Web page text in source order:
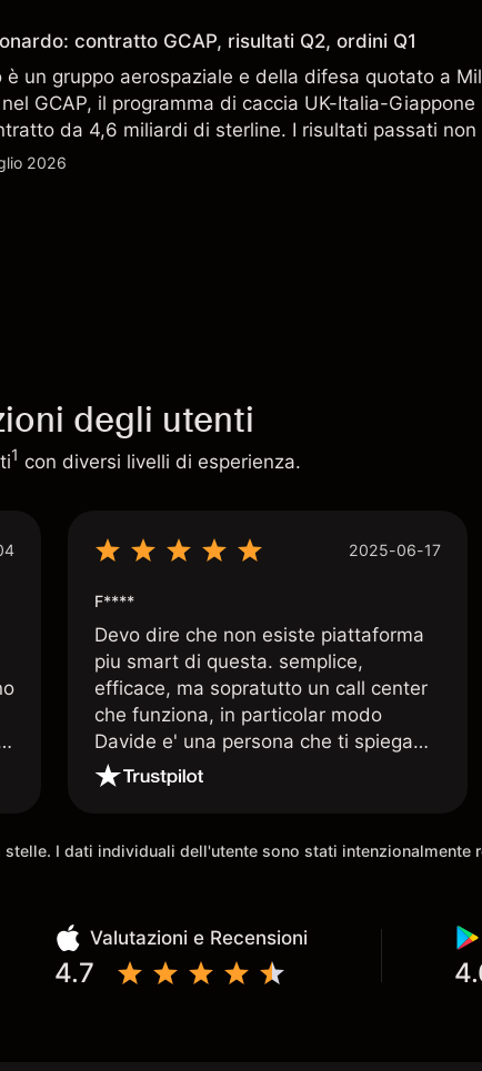
contratto GCAP, risultati Q2, ordini Q1
è un gruppo aerospaziale e della difesa quotato a
GCAP, il programma di caccia UK-Italia-
da 4,6 miliardi di sterline. I risultati passati non
affidabile dei risultati futuri.
2026
degli utenti
1 con diversi livelli di esperienza.
2025-06-17
F****
Devo dire che non esiste piattaforma
piu smart di questa. semplice,
efficace, ma sopratutto un call center
che funziona, in particolar modo
Davide e' una persona che ti spiega
quando le tue conoscenze non
arrivano. super consigliata
I dati individuali dell'utente sono stati
Valutazioni e Recensioni
4.7